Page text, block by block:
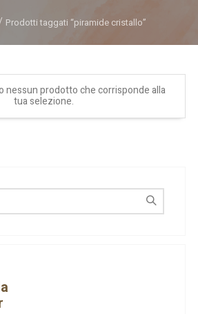
Prodotti taggati “piramide cristallo”
nessun prodotto che corrisponde alla
tua selezione.